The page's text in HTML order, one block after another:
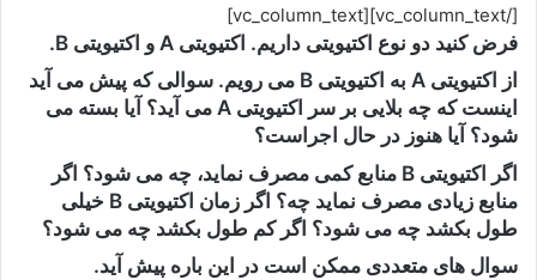
[/vc_column_text][vc_column_text]
فرض کنید دو نوع اکتیویتی داریم. اکتیویتی A و اکتیویتی B.
از اکتیویتی A به اکتیویتی B می رویم. سوالی که پیش می آید
اینست که چه بلایی بر سر اکتیویتی A می آید؟ آیا بسته می
شود؟ آیا هنوز در حال اجراست؟
اگر اکتیویتی B منابع کمی مصرف نماید، چه می شود؟ اگر
منابع زیادی مصرف نماید چه؟ اگر زمان اکتیویتی B خیلی
طول بکشد چه می شود؟ اگر کم طول بکشد چه می شود؟
سوال های متعددی ممکن است در این باره پیش آید.